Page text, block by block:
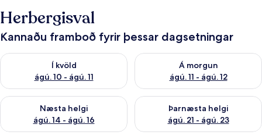
Herbergisval
Kannaðu framboð fyrir þessar dagsetningar
Í kvöld
ágú. 10 - ágú. 11
Athuga framboð í kvöld ágú. 10 - ágú. 11
Á morgun
ágú. 11 - ágú. 12
Athuga framboð á morgun
Næsta helgi
ágú. 14 - ágú. 16
Athuga framboð næstu helgi ágú. 14 - ágú. 16
Þarnæsta helgi
ágú. 21 - ágú. 23
Athuga framboð þarnæstu